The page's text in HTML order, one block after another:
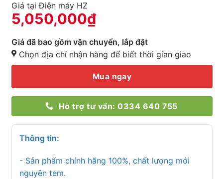
Giá tại Điện máy HZ
5,050,000₫
Giá đã bao gồm vận chuyển, lắp đặt
Chọn địa chỉ nhận hàng để biết thời gian giao
Mua ngay
Hỗ trợ tư vấn: 0334 640 755
Thông tin:
- Sản phẩm chính hãng 100%, chất lượng mới
nguyên tem.